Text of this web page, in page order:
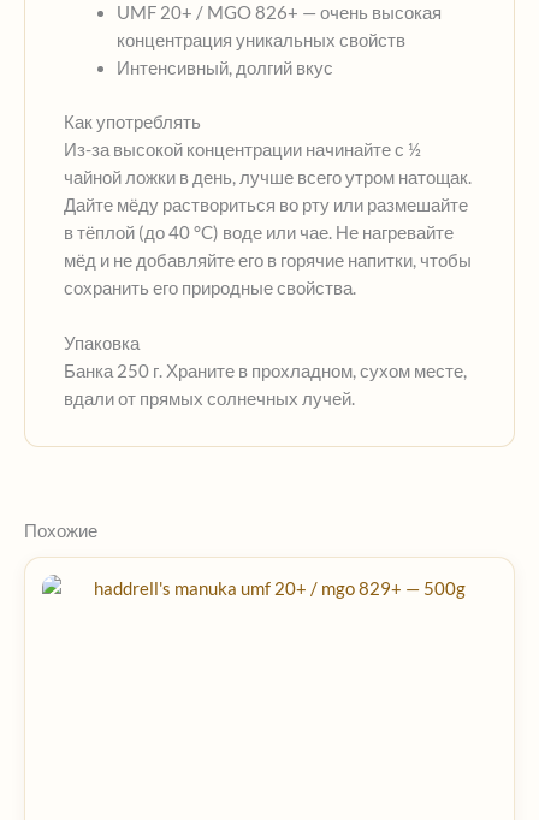
UMF 20+ / MGO 826+ — очень высокая
концентрация уникальных свойств
Интенсивный, долгий вкус
Как употреблять
Из-за высокой концентрации начинайте с ½
чайной ложки в день, лучше всего утром натощак.
Дайте мёду раствориться во рту или размешайте
в тёплой (до 40 °C) воде или чае. Не нагревайте
мёд и не добавляйте его в горячие напитки, чтобы
сохранить его природные свойства.
Упаковка
Банка 250 г. Храните в прохладном, сухом месте,
вдали от прямых солнечных лучей.
Похожие